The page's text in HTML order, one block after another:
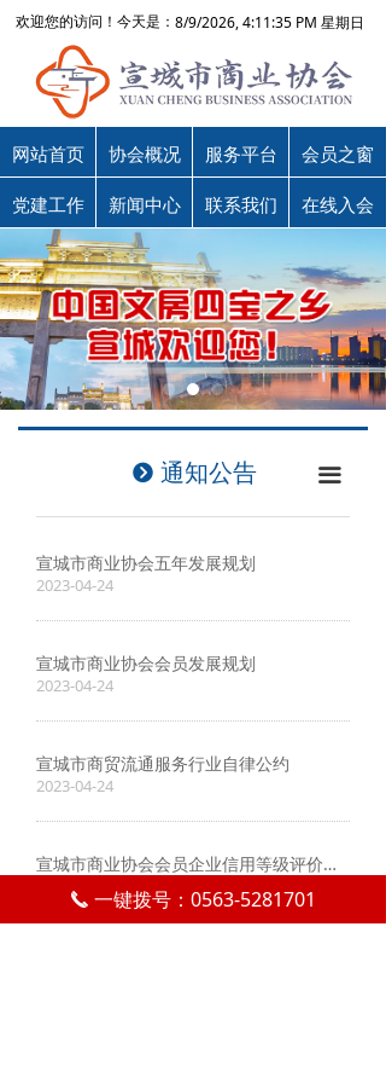
8/9/2026, 4:11:35 PM 星期日
欢迎您的访问！今天是：
网站首页 协会概况 服务平台 会员之窗
党建工作 新闻中心 联系我们 在线入会
끅 一键拨号：0563-5281701
뀹 通知公告
宣城市商业协会五年发展规划
2023-04-24
宣城市商业协会会员发展规划
2023-04-24
宣城市商贸流通服务行业自律公约
2023-04-24
宣城市商业协会会员企业信用等级评价办法
2023-04-24
끀